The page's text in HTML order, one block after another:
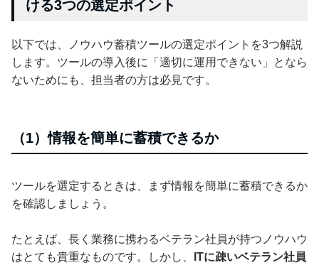
ける3つの選定ポイント
以下では、ノウハウ蓄積ツールの選定ポイントを3つ解説
します。ツールの導入後に「適切に運用できない」となら
ないためにも、担当者の方は必見です。
（1）情報を簡単に蓄積できるか
ツールを選定するときは、まず情報を簡単に蓄積できるか
を確認しましょう。
たとえば、長く業務に携わるベテラン社員が持つノウハウ
はとても貴重なものです。しかし、
ITに疎いベテラン社員